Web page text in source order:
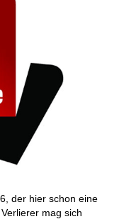
der hier schon eine
mag sich